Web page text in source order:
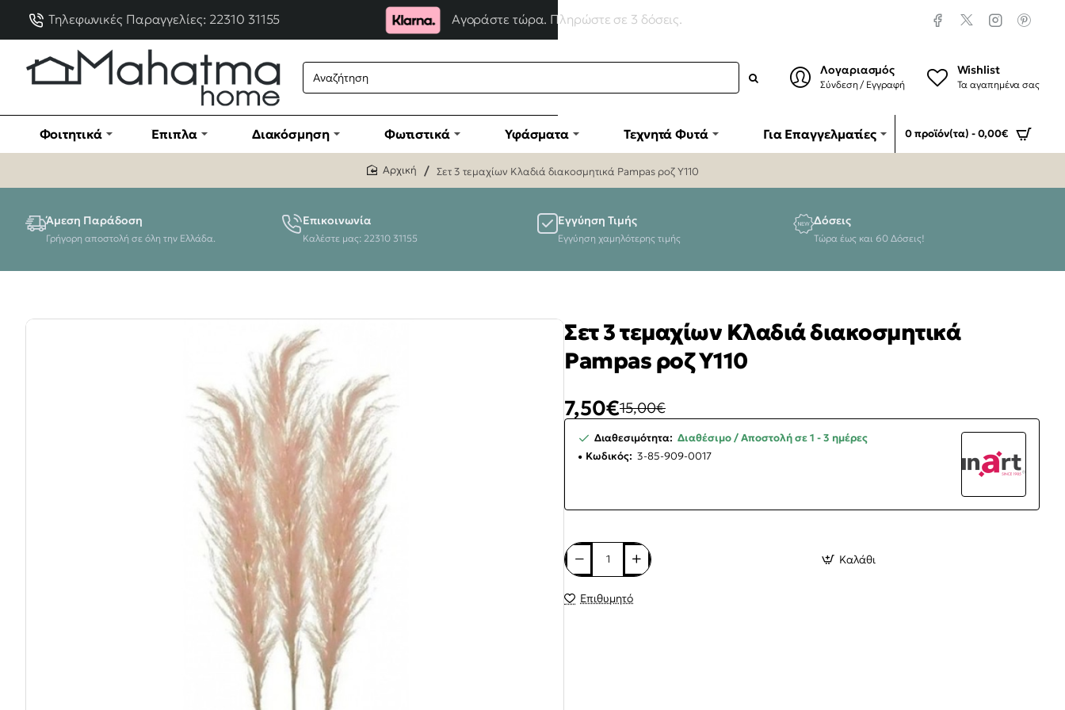
Τηλεφωνικές Παραγγελίες: 22310 31155 Αγοράστε τώρα. Πληρώστε σε 3 δόσεις.
Λογαριασμός
Σύνδεση / Εγγραφή
Wishlist
Τα αγαπημένα σας
Φοιτητικά Έπιπλα Διακόσμηση Φωτιστικά Υφάσματα Τεχνητά Φυτά Για Επαγγελματίες 0 προϊόν(τα) - 0,00€
Σετ 3 τεμαχίων Κλαδιά διακοσμητικά Pampas ροζ Y110
Άμεση Παράδοση
Γρήγορη αποστολή σε όλη την Ελλάδα.
Επικοινωνία
Καλέστε μας: 22310 31155
Εγγύηση Τιμής
Εγγύηση χαμηλότερης τιμής
Δόσεις
Τώρα έως και 60 Δόσεις!
Σετ 3 τεμαχίων Κλαδιά διακοσμητικά
Pampas ροζ Y110
7,50€15,00€
Διαθεσιμότητα: Διαθέσιμο / Αποστολή σε 1 - 3 ημέρες
Κωδικός: 3-85-909-0017
Καλάθι
Επιθυμητό